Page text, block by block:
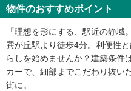
物件のおすすめポイント
「理想を形にする、駅近の静域
巽が丘駅より徒歩4分。利便性
らしを始めませんか？建築条件
カーで、細部までこだわり抜い
街に。